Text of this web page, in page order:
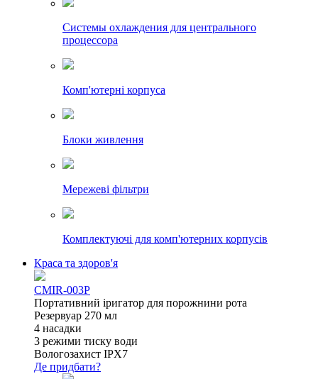
Системы охлаждения для центрального
процессора
Комп'ютерні корпуса
Блоки живлення
Мережеві фільтри
Комплектуючі для комп'ютерних корпусів
Краса та здоров'я
CMIR-003P
Портативний іригатор для порожнини рота
Резервуар 270 мл
4 насадки
3 режими тиску води
Вологозахист IPX7
Де придбати?